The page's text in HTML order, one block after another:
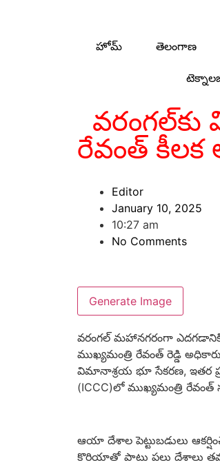
హోమ్ తెలంగాణ
రేవంత్ కీలక
Editor
January 10, 2025
10:27 am
No Comments
Generate Image
వ‌రంగ‌ల్ మ‌హాన‌గ‌రంగా
ముఖ్య‌మంత్రి రేవంత్ రెడ్డి
విమానాశ్ర‌య భూ సేక‌ర‌ణ‌, ఇత‌ర
(ICCC)లో ముఖ్య‌మంత్రి రేవంత్
ఆయా దేశాల పెట్టుబ‌డులు
కొరియాతో పాటు ప‌లు దేశాలు